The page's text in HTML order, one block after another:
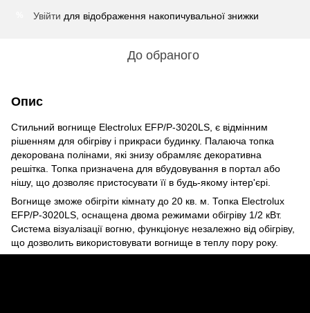
Увійти для відображення накопичувальної знижки
До обраного
Опис
Стильний вогнище Electrolux EFP/P-3020LS, є відмінним
рішенням для обігріву і прикраси будинку. Палаюча топка
декорована полінами, які знизу обрамляє декоративна
решітка. Топка призначена для вбудовування в портал або
нішу, що дозволяє пристосувати її в будь-якому інтер'єрі.
Вогнище зможе обігріти кімнату до 20 кв. м. Топка Electrolux
EFP/P-3020LS, оснащена двома режимами обігріву 1/2 кВт.
Система візуалізації вогню, функціонує незалежно від обігріву,
що дозволить використовувати вогнище в теплу пору року.